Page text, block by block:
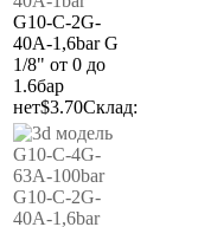
G10-C-2G-
40A-1,6barG
1/8" от 0 до
1.6бар
нет$3.70Склад: